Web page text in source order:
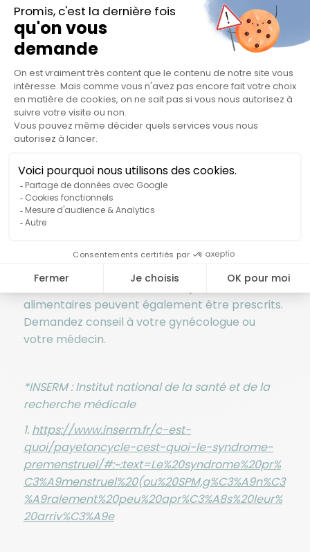
survenue des symptômes psychiques du SPM et
une variation des neurotransmetteurs dans le
cerveau. Cette variation entrainerait une baisse
de la sérotonine (appelée hormone du
bonheur) mais également de la dopamine
(impliquée dans la sensation de plaisir, de
récompense).
Il n’y a pas de traitement spécifique au SPM
améliorer les symptômes en commençant par
une bonne l’hygiène de vie.
Améliorer ses habitudes alimentaires, pratiquer
une activité physique régulière et de la
alimentaires peuvent également être prescrits.
Demandez conseil à votre gynécologue ou
votre médecin.
*INSERM : Institut national de la santé et de la
recherche médicale
1. https://www.inserm.fr/c-est-
quoi/payetoncycle-cest-quoi-le-syndrome-
premenstruel/#:~:text=Le%20syndrome%20pr%
C3%A9menstruel%20(ou%20SPM,g%C3%A9n%C3
%A9ralement%20peu%20apr%C3%A8s%20leur%
20arriv%C3%A9e